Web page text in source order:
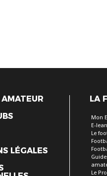
LÉGALES
LA
Mon
E-
Le
Le